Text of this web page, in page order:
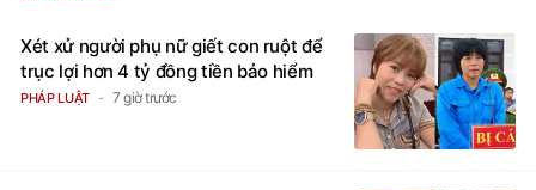
Xét xử người phụ nữ giết con ruột để
trục lợi hơn 4 tỷ đồng tiền bảo hiểm
PHÁP LUẬT 7 giờ trước